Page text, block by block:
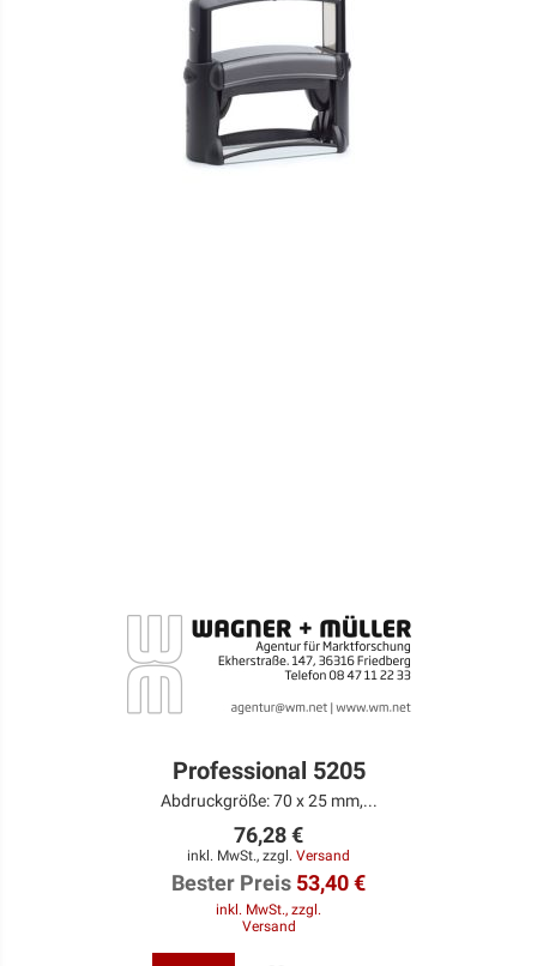
Professional 5205
Abdruckgröße: 70 x 25 mm,...
76,28 €
inkl. MwSt., zzgl. Versand
Bester Preis 53,40 €
inkl. MwSt., zzgl.
Versand